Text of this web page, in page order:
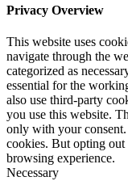
Privacy Overview
This website uses
navigate through the
categorized as
essential for the
also use third-party
you use this website.
only with your
cookies. But opting out
browsing experience.
Necessary